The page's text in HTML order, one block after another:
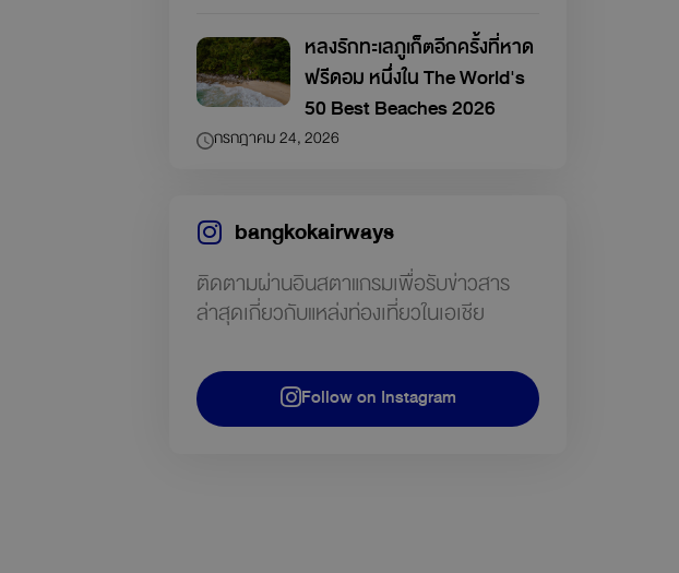
หลงรักทะเลภูเก็ตอีกครั้งที่หาด
ฟรีดอม หนึ่งใน The World's
50 Best Beaches 2026
กรกฎาคม 24, 2026
bangkokairways
ติดตามผ่านอินสตาแกรมเพื่อรับข่าวสาร
ล่าสุดเกี่ยวกับแหล่งท่องเที่ยวในเอเชีย
Follow on Instagram